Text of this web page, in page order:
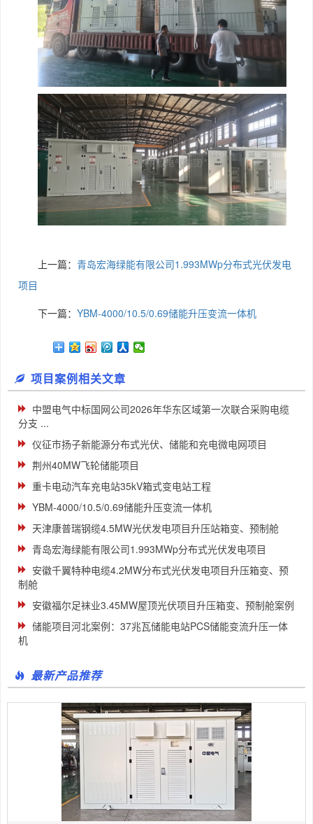
上一篇： 青岛宏海绿能有限公司1.993MWp分布式光伏发电
项目
下一篇： YBM-4000/10.5/0.69储能升压变流一体机
项目案例相关文章
中盟电气中标国网公司2026年华东区域第一次联合采购电缆
分支 ...
仪征市扬子新能源分布式光伏、储能和充电微电网项目
荆州40MW飞轮储能项目
重卡电动汽车充电站35kV箱式变电站工程
YBM-4000/10.5/0.69储能升压变流一体机
天津康普瑞钢缆4.5MW光伏发电项目升压站箱变、预制舱
青岛宏海绿能有限公司1.993MWp分布式光伏发电项目
安徽千翼特种电缆4.2MW分布式光伏发电项目升压箱变、预
制舱
安徽福尔足袜业3.45MW屋顶光伏项目升压箱变、预制舱案例​
储能项目河北案例：37兆瓦储能电站PCS储能变流升压一体
机
最新产品推荐